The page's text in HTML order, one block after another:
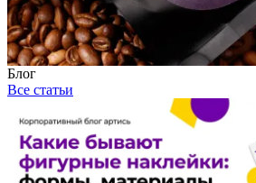
Блог
Все статьи